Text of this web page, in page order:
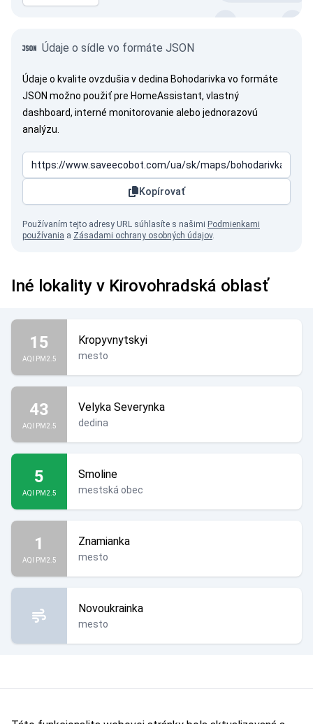
Údaje o sídle vo formáte JSON
Údaje o kvalite ovzdušia v dedina Bohodarivka vo formáte
JSON možno použiť pre HomeAssistant, vlastný
dashboard, interné monitorovanie alebo jednorazovú
analýzu.
Kopírovať
Používaním tejto adresy URL súhlasíte s našimi Podmienkami
používania a Zásadami ochrany osobných údajov.
Iné lokality v Kirovohradská oblasť
15
AQI PM2.5
Kropyvnytskyi
mesto
43
AQI PM2.5
Velyka Severynka
dedina
5
AQI PM2.5
Smoline
mestská obec
1
AQI PM2.5
Znamianka
mesto
Novoukrainka
mesto